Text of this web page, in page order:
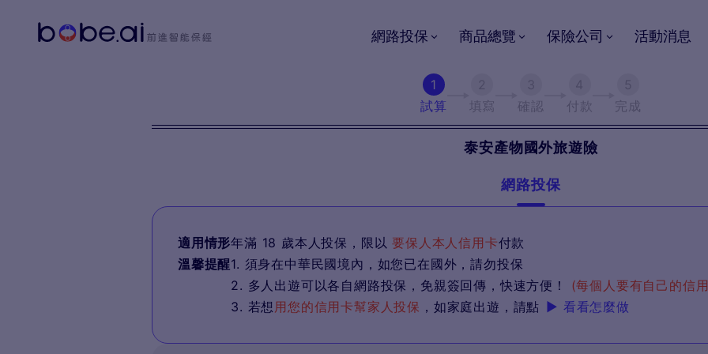
網路投保 商品總覽 保險公司 活動消息
1
試算
2
填寫
3
確認
4
付款
5
完成
泰安產物國外旅遊險
網路投保
適用情形年滿 18 歲本人投保，限以 要保人本人信用卡付款
溫馨提醒1. 須身在中華民國境內，如您已在國外，請勿投保
2. 多人出遊可以各自網路投保，免親簽回傳，快速方便！
(每個人要有自己的信
3. 若想用您的信用卡幫家人投保 ，如家庭出遊，請點 ▶ 看看怎麼做